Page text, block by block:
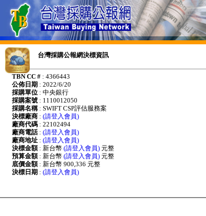
台灣採購公報網決標資訊
TBN CC # : 4366443
公佈日期 : 2022/6/20
採購單位 : 中央銀行
採購案號 : 1110012050
採購名稱: SWIFT CSP評估服務案
決標廠商 : (請登入會員)
廠商代碼 : 22102494
廠商電話: (請登入會員)
廠商地址 : (請登入會員)
決標金額: 新台幣 (請登入會員) 元整
預算金額: 新台幣 (請登入會員) 元整
底價金額: 新台幣 900,336 元整
決標日期 : (請登入會員)